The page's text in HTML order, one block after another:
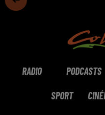
RADIO PODCASTS
SPORT